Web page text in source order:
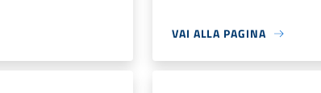
VAI ALLA PAGINA